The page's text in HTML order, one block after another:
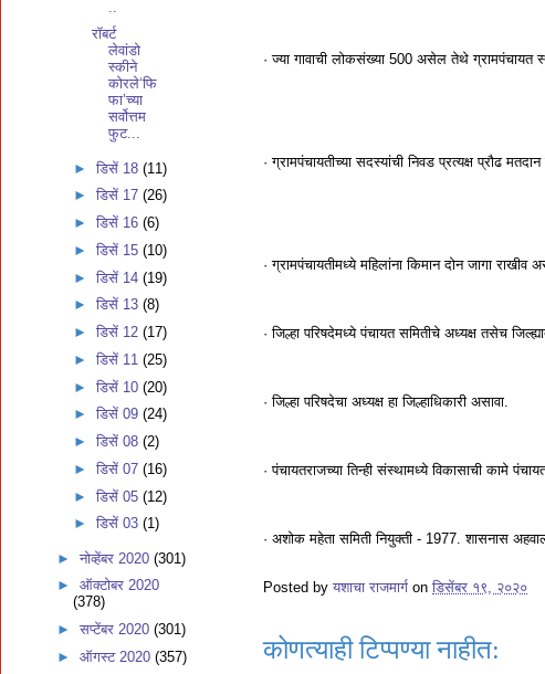
· ज्या गावाची लोकसंख्या 500 असेल तेथे ग्रामपंचायत
· ग्रामपंचायतीच्या सदस्यांची निवड प्रत्यक्ष प्रौढ मतदान
· ग्रामपंचायतीमध्ये महिलांना किमान दोन जागा
· जिल्हा परिषदेमध्ये पंचायत समितीचे अध्यक्ष तसेच
· जिल्हा परिषदेचा अध्यक्ष हा जिल्हाधिकारी असावा.
· पंचायतराजच्या तिन्ही संस्थामध्ये विकासाची कामे
· अशोक महेता समिती नियुक्ती - 1977. शासनास
Posted by यशाचा राजमार्ग on डिसेंबर १९, २०२०
कोणत्याही टिप्पण्‍या नाहीत:
रॉबर्ट
लेवांडो
स्कीने
कोरले‘फि
फा’च्या
सर्वोत्तम
फुट...
►डिसें 18(11)
►डिसें 17(26)
►डिसें 16(6)
►डिसें 15(10)
►डिसें 14(19)
►डिसें 13(8)
►डिसें 12(17)
►डिसें 11(25)
►डिसें 10(20)
►डिसें 09(24)
►डिसें 08(2)
►डिसें 07(16)
►डिसें 05(12)
►डिसें 03(1)
► नोव्हेंबर 2020 (301)
► ऑक्टोबर 2020
(378)
► सप्टेंबर 2020 (301)
► ऑगस्ट 2020 (357)